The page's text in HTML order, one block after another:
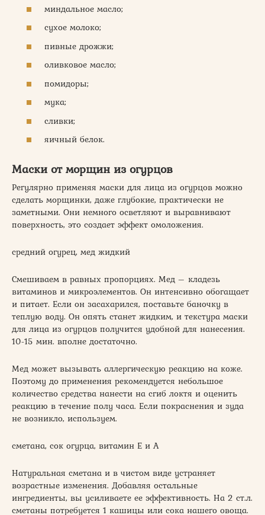
миндальное масло;
сухое молоко;
пивные дрожжи;
оливковое масло;
помидоры;
мука;
сливки;
яичный белок.
Маски от морщин из огурцов
Регулярно применяя маски для лица из огурцов можно
сделать морщинки, даже глубокие, практически не
заметными. Они немного осветляют и выравнивают
поверхность, это создает эффект омоложения.
средний огурец, мед жидкий
Смешиваем в равных пропорциях. Мед – кладезь
витаминов и микроэлементов. Он интенсивно обогащает
и питает. Если он засахарился, поставьте баночку в
теплую воду. Он опять станет жидким, и текстура маски
для лица из огурцов получится удобной для нанесения.
10-15 мин. вполне достаточно.
Мед может вызывать аллергическую реакцию на коже.
Поэтому до применения рекомендуется небольшое
количество средства нанести на сгиб локтя и оценить
реакцию в течение полу часа. Если покраснения и зуда
не возникло, используем.
сметана, сок огурца, витамин Е и А
Натуральная сметана и в чистом виде устраняет
возрастные изменения. Добавляя остальные
ингредиенты, вы усиливаете ее эффективность. На 2 ст.л.
сметаны потребуется 1 кашицы или сока нашего овоща.